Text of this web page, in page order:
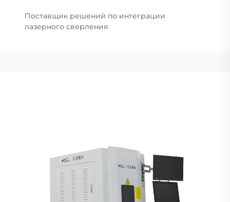
Поставщик решений по интеграции
лазерного сверления